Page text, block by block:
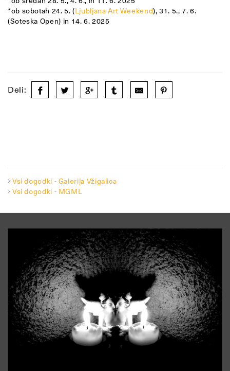
*ob sobotah 24. 5. (Ljubljana Art Weekend), 31. 5., 7. 6.
(Soteska Open) in 14. 6. 2025
Deli:
Vsi dogodki - Galerija Vžigalica
Vsi dogodki - MGML